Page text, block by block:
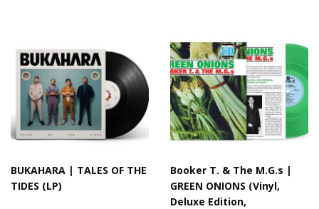
BUKAHARA | TALES OF THE
TIDES (LP)
Booker T. & The M.G.s |
GREEN ONIONS (Vinyl,
Deluxe Edition,